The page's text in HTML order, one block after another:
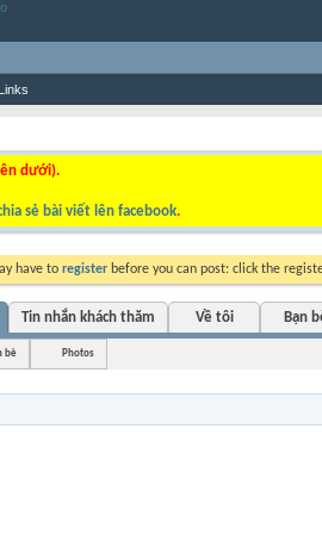
dưới).
sẻ bài viết lên facebook.
have to register before you can post: click the
Tin nhắn khách thăm Về tôi Bạn
bè Photos